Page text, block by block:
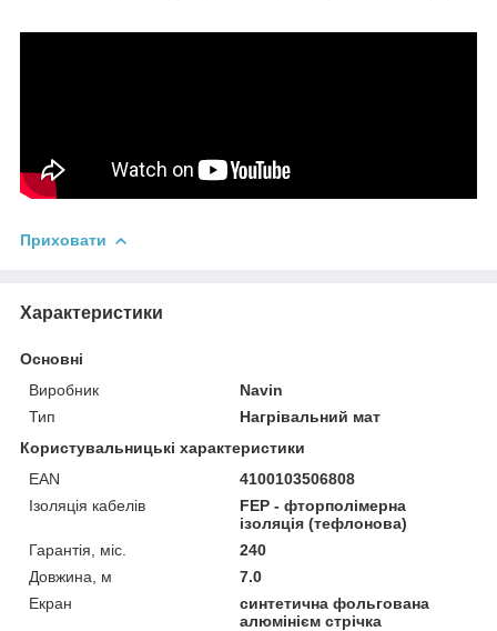
Приховати
Характеристики
Основні
Виробник
Navin
Тип
Нагрівальний мат
Користувальницькі характеристики
EAN
4100103506808
Ізоляція кабелів
FEP - фторполімерна
ізоляція (тефлонова)
Гарантія, міс.
240
Довжина, м
7.0
Екран
синтетична фольгована
алюмінієм стрічка